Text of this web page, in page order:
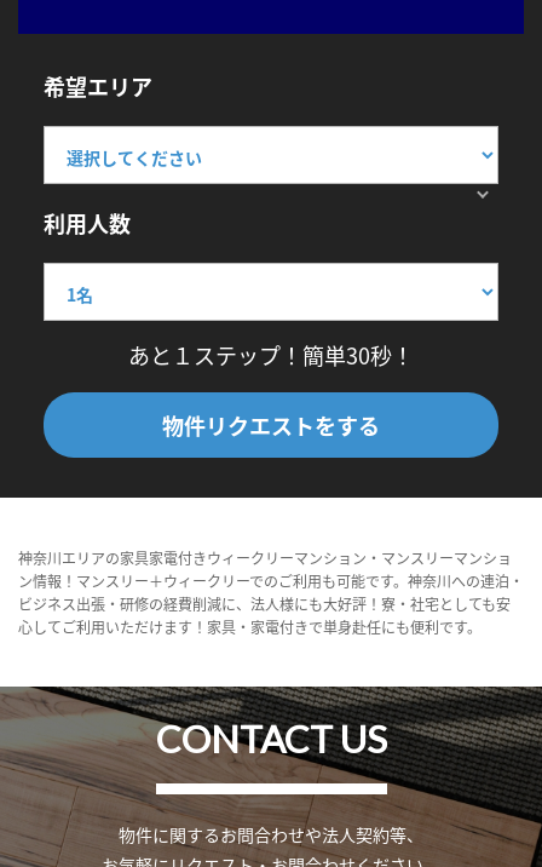
希望エリア
利用人数
あと１ステップ！簡単30秒！
物件リクエストをする
神奈川エリアの家具家電付きウィークリーマンション・マンスリーマンショ
ン情報！マンスリー＋ウィークリーでのご利用も可能です。神奈川への連泊・
ビジネス出張・研修の経費削減に、法人様にも大好評！寮・社宅としても安
心してご利用いただけます！家具・家電付きで単身赴任にも便利です。
CONTACT US
物件に関するお問合わせや法人契約等、